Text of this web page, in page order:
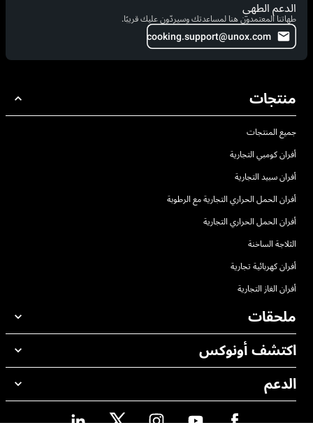
الدعم الطهي
طهاتنا المعتمدون هنا لمساعدتك وسيردّون عليك قريبًا.
cooking.support@unox.com
منتجات
جميع المنتجات
أفران كومبي التجارية
أفران سبيد التجارية
أفران الحمل الحراري التجارية مع الرطوبة
أفران الحمل الحراري التجارية
الثلاجة الساخنة
أفران كهربائية تجارية
أفران الغاز التجارية
ملحقات
جميع الملحقات
منظفات الغسيل اليدوي
معالجة المياه باستخدام المرشحات
اكتشف أونوكس
مكاتبنا حول العالم
الدعم